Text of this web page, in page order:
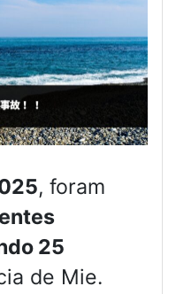
, foram
25
de Mie.